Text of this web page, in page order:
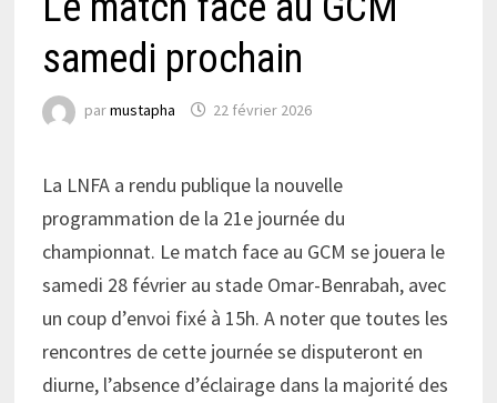
samedi prochain
parmustapha 22 février 2026
La LNFA a rendu publique la nouvelle
programmation de la 21e journée du
championnat. Le match face au GCM se jouera le
samedi 28 février au stade Omar-Benrabah, avec
un coup d’envoi fixé à 15h. A noter que toutes les
rencontres de cette journée se disputeront en
diurne, l’absence d’éclairage dans la majorité des